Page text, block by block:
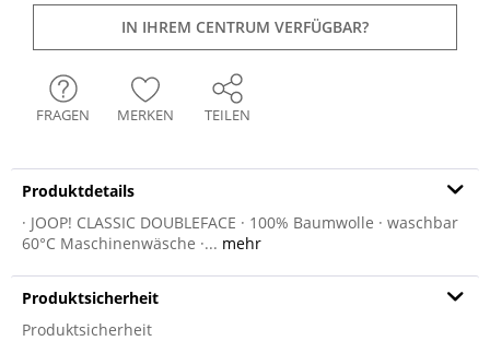
IN IHREM CENTRUM VERFÜGBAR?
FRAGEN MERKEN TEILEN
Produktdetails
· JOOP! CLASSIC DOUBLEFACE · 100% Baumwolle · waschbar
60°C Maschinenwäsche ·... mehr
Produktsicherheit
Produktsicherheit